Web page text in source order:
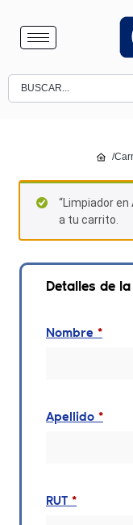
/
“Limpiador en
a tu carrito.
Detalles de
Nombre *
Apellido *
RUT *